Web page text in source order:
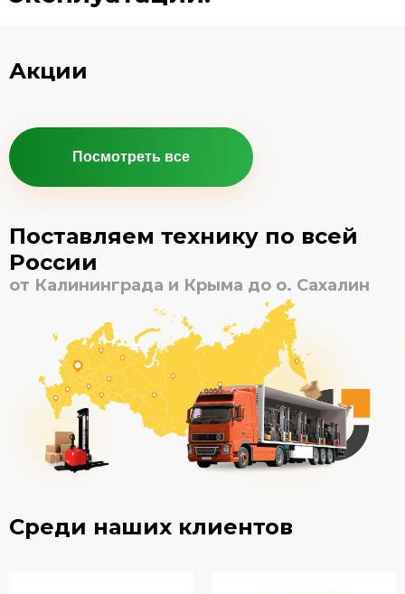
Акции
Посмотреть все
Поставляем технику по всей
России
от Калининграда и Крыма до о. Сахалин
Среди наших клиентов